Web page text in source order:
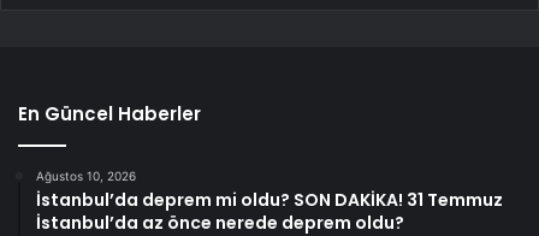
En Güncel Haberler
Ağustos 10, 2026
İstanbul’da deprem mi oldu? SON DAKİKA! 31 Temmuz
İstanbul’da az önce nerede deprem oldu?